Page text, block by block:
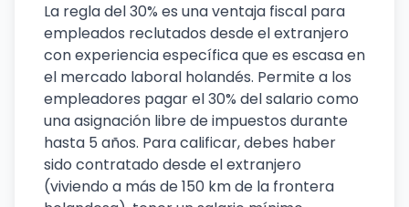
La regla del 30% es una ventaja fiscal para
empleados reclutados desde el extranjero
con experiencia específica que es escasa en
el mercado laboral holandés. Permite a los
empleadores pagar el 30% del salario como
una asignación libre de impuestos durante
hasta 5 años. Para calificar, debes haber
sido contratado desde el extranjero
(viviendo a más de 150 km de la frontera